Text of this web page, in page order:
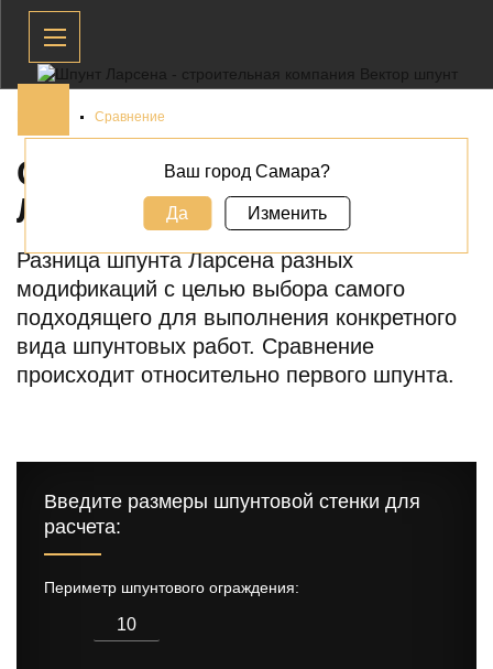
Сравнение
СРАВНЕНИЕ ШПУНТА
ЛАРСЕНА
Разница шпунта Ларсена разных
модификаций с целью выбора самого
подходящего для выполнения конкретного
вида шпунтовых работ. Сравнение
происходит относительно первого шпунта.
Введите размеры шпунтовой стенки для
расчета:
Периметр шпунтового ограждения:
Ваш город Самара?
Да Изменить